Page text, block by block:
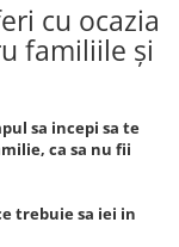
cu ocazia
familiile și
sa incepi sa te
ca sa nu fii
trebuie sa iei in